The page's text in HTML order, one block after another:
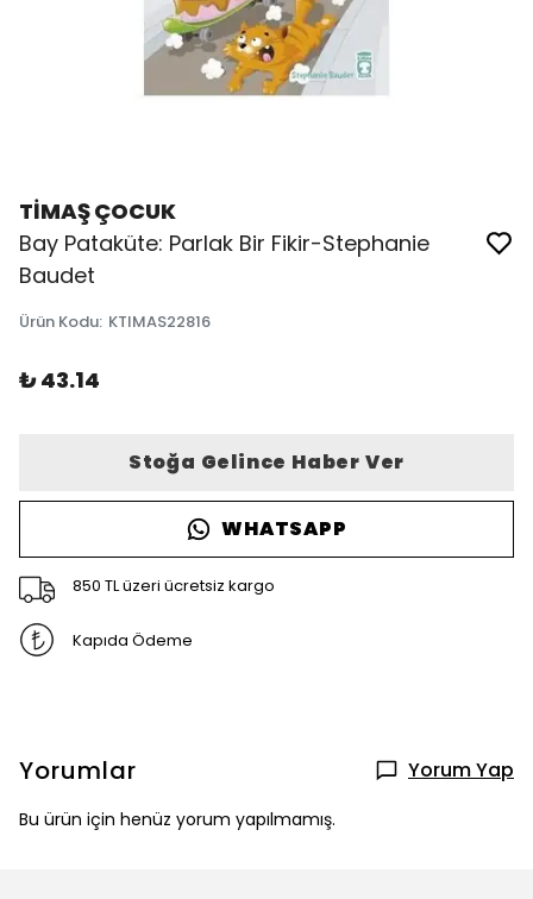
TİMAŞ ÇOCUK
Bay Pataküte: Parlak Bir Fikir-Stephanie
Baudet
Ürün Kodu: KTIMAS22816
₺ 43.14
Stoğa Gelince Haber Ver
WHATSAPP
850 TL üzeri ücretsiz kargo
Kapıda Ödeme
Yorumlar Yorum Yap
Bu ürün için henüz yorum yapılmamış.